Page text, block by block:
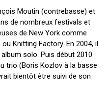
Moutin (contrebasse) et
de nombreux festivals et
de New York comme
Knitting Factory. En 2004, il
solo. Puis début 2010
trio (Boris Kozlov à la basse
bientôt être suivi de son